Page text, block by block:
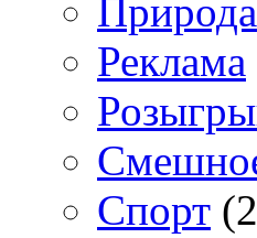
Природа
Реклама
Спорт